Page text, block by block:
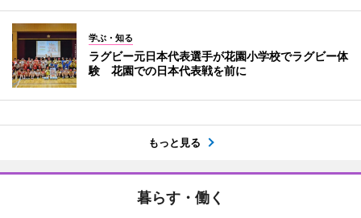
学ぶ・知る
ラグビー元日本代表選手が花園小学校でラグビー体
験 花園での日本代表戦を前に
もっと見る
暮らす・働く